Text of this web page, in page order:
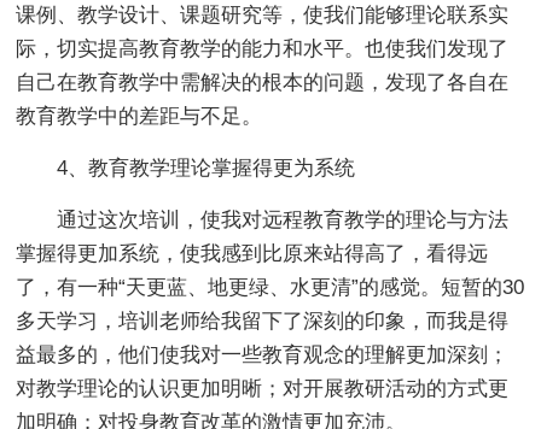
课例、教学设计、课题研究等，使我们能够理论联系实
际，切实提高教育教学的能力和水平。也使我们发现了
自己在教育教学中需解决的根本的问题，发现了各自在
教育教学中的差距与不足。
4、教育教学理论掌握得更为系统
通过这次培训，使我对远程教育教学的理论与方法
掌握得更加系统，使我感到比原来站得高了，看得远
了，有一种“天更蓝、地更绿、水更清”的感觉。短暂的30
多天学习，培训老师给我留下了深刻的印象，而我是得
益最多的，他们使我对一些教育观念的理解更加深刻；
对教学理论的认识更加明晰；对开展教研活动的方式更
加明确；对投身教育改革的激情更加充沛。